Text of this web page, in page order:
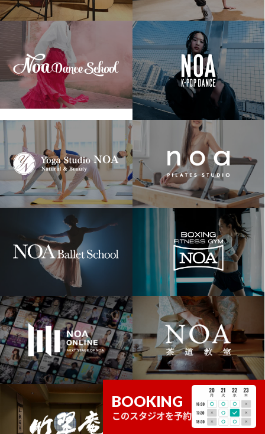
BOOKING
このスタジオを予約